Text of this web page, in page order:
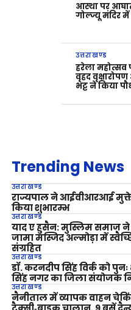
आस्था पर
गोल्ज्यू मंदिर
उत्तराखण्ड
हरेला महोत्सव
वृहद
भट्ट ने किया
Trending News
उत्तराखण्ड
राज्यपाल ने आईवीआरआई
किया शुभारम्भ
उत्तराखण्ड
याद ए हुसैन: मुस्लिम समाज
जामा मस्जिद अल्मोड़ा में
संग्रहित
उत्तराखण्ड
डॉ. करनदीप सिंह विर्क को
सिंह नगर का जिला संयोजक
उत्तराखण्ड
नैनीताल में व्यापक वाहन